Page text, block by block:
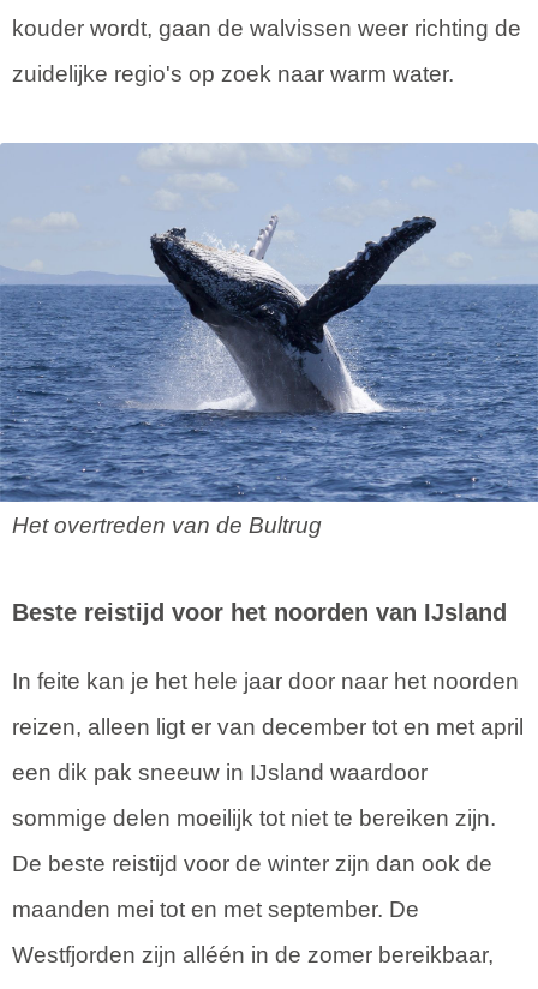
kouder wordt, gaan de walvissen weer richting de
zuidelijke regio's op zoek naar warm water.
Het overtreden van de Bultrug
Beste reistijd voor het noorden van IJsland
In feite kan je het hele jaar door naar het noorden
reizen, alleen ligt er van december tot en met april
een dik pak sneeuw in IJsland waardoor
sommige delen moeilijk tot niet te bereiken zijn.
De beste reistijd voor de winter zijn dan ook de
maanden mei tot en met september. De
Westfjorden zijn alléén in de zomer bereikbaar,